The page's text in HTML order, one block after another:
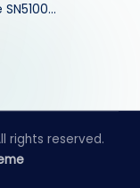
rights reserved.